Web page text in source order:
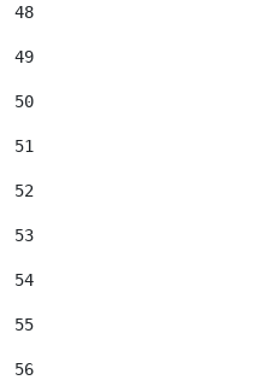
48
49
50
51
52
53
54
55
56